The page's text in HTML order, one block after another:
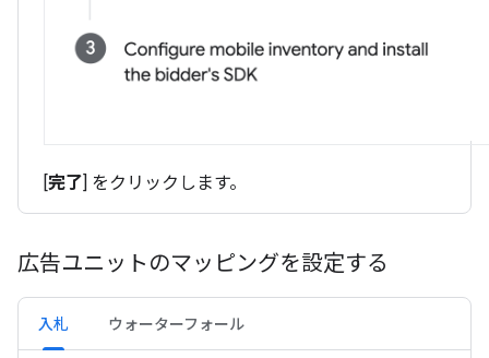
完了 ] をクリックします。
広告ユニットのマッピングを設定する
入札 ウォーターフォール